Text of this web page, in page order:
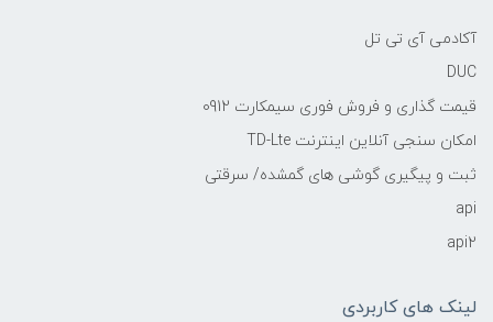
آکادمی آی تی تل
DUC
قیمت گذاری و فروش فوری سیمکارت 0912
امکان سنجی آنلاین اینترنت TD-Lte
ثبت و پیگیری گوشی های گمشده/ سرقتی
api
api2
لینک های کاربردی